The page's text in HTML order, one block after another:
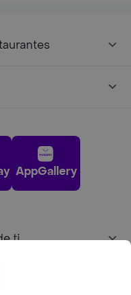
AppGallery
ti